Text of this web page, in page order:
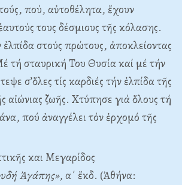
πού, αὐτοθέλητα, ἔχουν
τους δέσμιους τῆς κόλασης.
στούς πρώτους, ἀποκλείοντας
τή σταυρική Του Θυσία καί μέ τήν
σ’ὅλες τίς καρδιές τήν ἐλπίδα τῆς
αἰώνιας ζωῆς. Χτύπησε γιά ὅλους τή
πού ἀναγγέλει τόν ἐρχομό τῆς
και Μεγαρίδος
Ἀγάπης», α΄ ἔκδ. (Ἀθήνα: